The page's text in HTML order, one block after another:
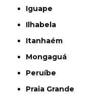
Iguape
Ilhabela
Itanhaém
Mongaguá
Peruíbe
Praia Grande